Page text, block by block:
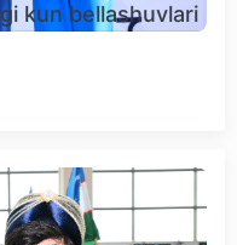
kun bellashuvlari